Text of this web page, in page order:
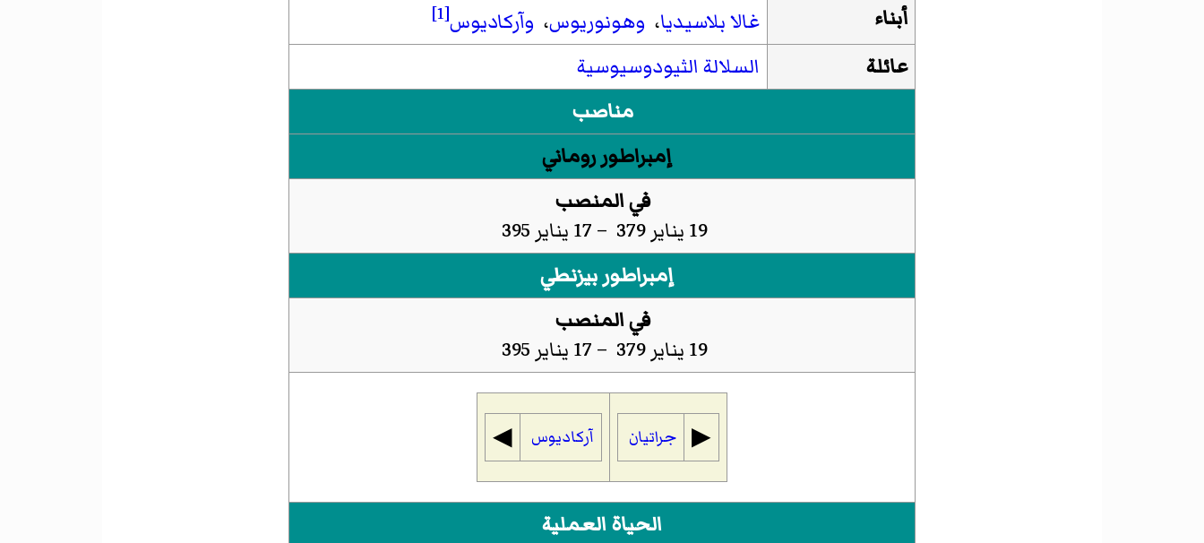
أبناء
غالا بلاسيديا، وهونوريوس، وآركاديوس[1]
عائلة
السلالة الثيودوسيوسية
مناصب
إمبراطور روماني
في المنصب
19 يناير 379 – 17 يناير 395
إمبراطور بيزنطي
في المنصب
19 يناير 379 – 17 يناير 395
▶︎ جراتيان آركاديوس ◀︎
الحياة العملية